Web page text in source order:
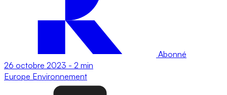
Abonné
26 octobre 2023 - 2 min
Europe Environnement